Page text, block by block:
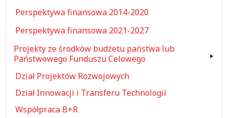
Perspektywa finansowa 2014-2020
Perspektywa finansowa 2021-2027
Projekty ze środków budżetu państwa lub
Państwowego Funduszu Celowego
Dział Projektów Rozwojowych
Dział Innowacji i Transferu Technologii
Współpraca B+R